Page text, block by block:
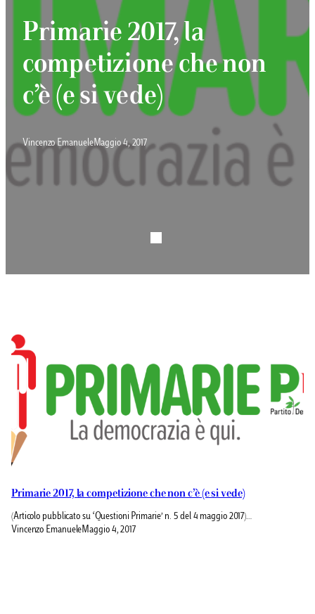
Primarie 2017, la
competizione che non
c’è (e si vede)
Vincenzo EmanueleMaggio 4, 2017
Primarie 2017, la competizione che non c’è (e si vede)
(Articolo pubblicato su ‘Questioni Primarie’ n. 5 del 4 maggio 2017)…
Vincenzo Emanuele Maggio 4, 2017